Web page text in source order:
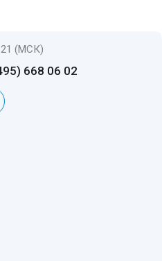
21 (МСК)
668 06 02